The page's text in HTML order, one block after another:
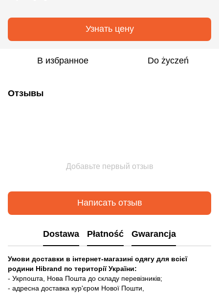
Узнать цену
В избранное Do życzeń
Отзывы
Добавьте первый отзыв
Написать отзыв
Dostawa Płatność Gwarancja
Умови доставки в інтернет-магазині одягу для всієї
родини Hibrand по території України:
- Укрпошта, Нова Пошта до складу перевізників;
- адресна доставка кур'єром Нової Пошти,